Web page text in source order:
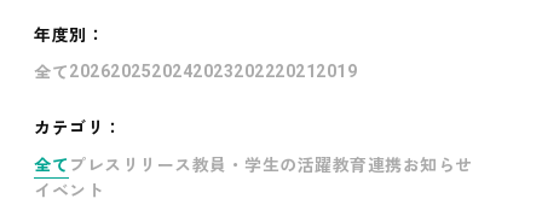
年度別 ：
全て202620252024202320222021 2019
カテゴリ：
全て プレスリリース教員・学生の活躍教育連携お知らせ
イベント